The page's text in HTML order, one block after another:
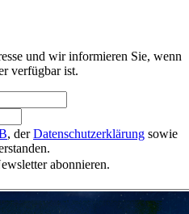
und wir informieren Sie, wenn
verfügbar ist.
, derDatenschutzerklärung sowie
abonnieren.